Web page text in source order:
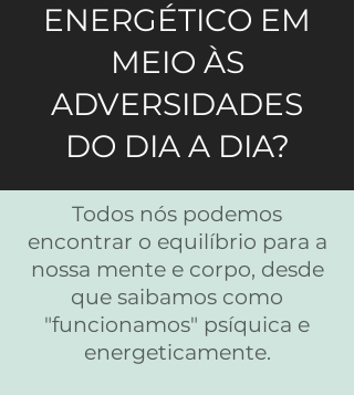
ENERGÉTICO EM
MEIO ÀS
ADVERSIDADES
DO DIA A DIA?
Todos nós podemos
encontrar o equilíbrio para a
nossa mente e corpo, desde
que saibamos como
"funcionamos" psíquica e
energeticamente.